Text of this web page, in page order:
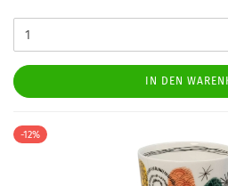
IN DEN
-12%